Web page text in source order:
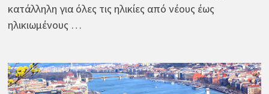
κατάλληλη για όλες τις ηλικίες από νέους έως
ηλικιωμένους …